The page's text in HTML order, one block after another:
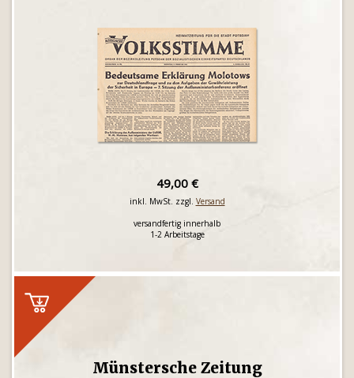
49,00 €
inkl. MwSt. zzgl. Versand
versandfertig innerhalb
1-2 Arbeitstage
Münstersche Zeitung